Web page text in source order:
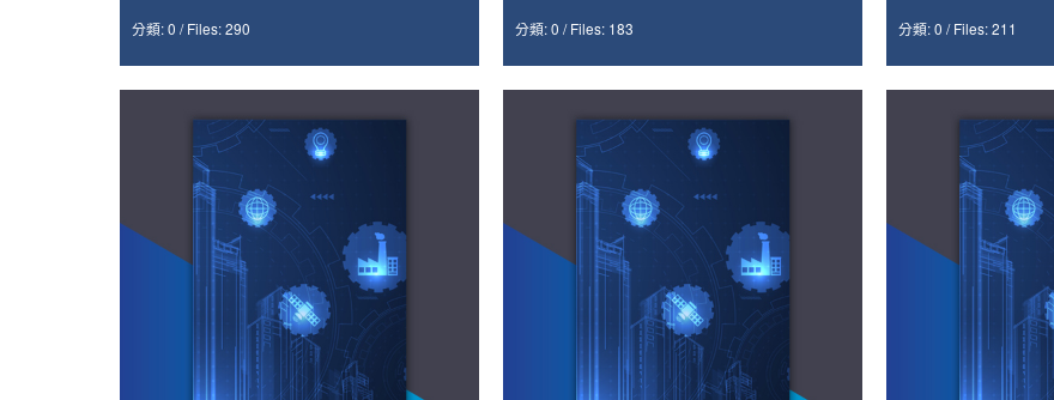
分類: 0 /Files: 290 分類: 0 /Files: 183 分類: 0 /Files: 211